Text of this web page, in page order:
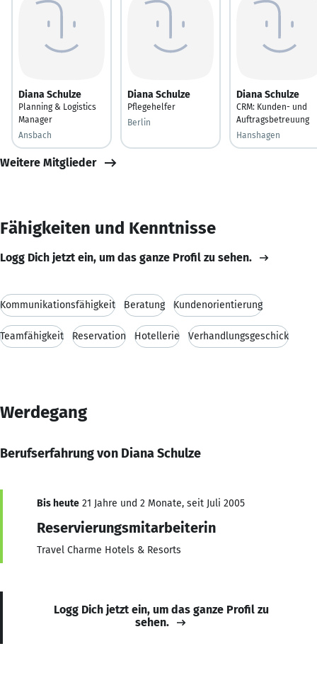
Diana Schulze
Planning & Logistics
Manager
Ansbach
Diana Schulze
Pflegehelfer
Berlin
Diana Schulze
CRM: Kunden- und
Auftragsbetreuung
Hanshagen
Weitere Mitglieder
Fähigkeiten und Kenntnisse
Logg Dich jetzt ein, um das ganze Profil zu sehen.
Kommunikationsfähigkeit Beratung Kundenorientierung
Teamfähigkeit Reservation Hotellerie Verhandlungsgeschick
Werdegang
Berufserfahrung von Diana Schulze
Bis heute 21 Jahre und 2 Monate, seit Juli 2005
Reservierungsmitarbeiterin
Travel Charme Hotels & Resorts
Logg Dich jetzt ein, um das ganze Profil zu
sehen.